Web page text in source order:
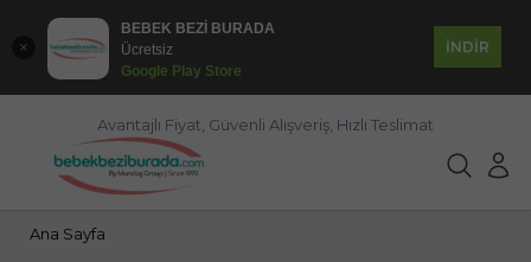
BEBEK BEZİ BURADA
Ücretsiz
Google Play Store
İNDİR
Avantajlı Fiyat, Güvenli Alışveriş, Hızlı Teslimat
Ana Sayfa